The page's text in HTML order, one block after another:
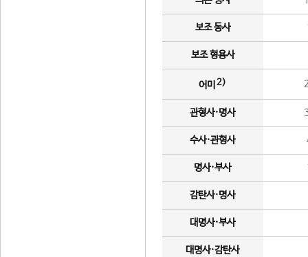
보조 동사
보조 형용사
어미 2)
관형사·명사
수사·관형사
명사·부사
감탄사·명사
대명사·부사
대명사·감탄사